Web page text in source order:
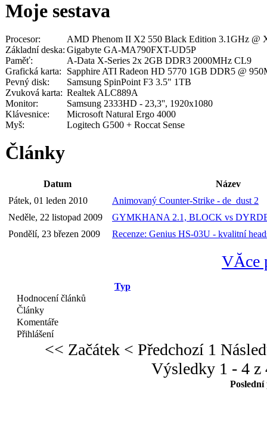
Moje sestava
Procesor:
AMD Phenom II X2 550 Black Edition 3.1GHz @
Základní deska: Gigabyte GA-MA790FXT-UD5P
Paměť:
A-Data X-Series 2x 2GB DDR3 2000MHz CL9
Grafická karta:
Sapphire ATI Radeon HD 5770 1GB DDR5 @
Pevný disk:
Samsung SpinPoint F3 3.5" 1TB
Zvuková karta: Realtek ALC889A
Monitor:
Samsung 2333HD - 23,3'', 1920x1080
Klávesnice:
Microsoft Natural Ergo 4000
Myš:
Logitech G500 + Roccat Sense
Články
Datum
Název
Pátek, 01 leden 2010
Animovaný Counter-Strike - de_dust 2
Neděle, 22 listopad 2009
GYMKHANA 2.1, BLOCK vs
Pondělí, 23 březen 2009
Recenze: Genius HS-03U - kvalitní
VĂ­ce
Typ
Hodnocení článků
Články
Komentáře
Přihlášení
<< Začátek < Předchozí 1
Výsledky 1 - 4 z